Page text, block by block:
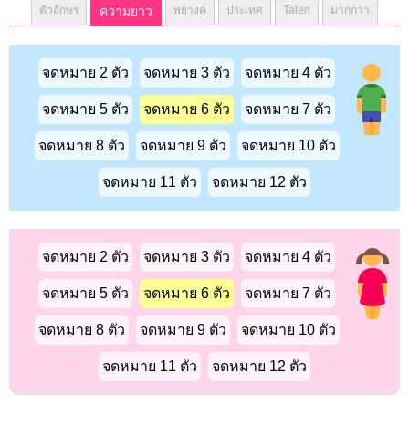
ตัวอักษร ความยาว พยางค์ ประเทศ Talen มากกว่า
จดหมาย 2 ตัว จดหมาย 3 ตัว จดหมาย 4 ตัว
จดหมาย 5 ตัว จดหมาย 6 ตัว จดหมาย 7 ตัว
จดหมาย 8 ตัว จดหมาย 9 ตัว จดหมาย 10 ตัว
จดหมาย 11 ตัว จดหมาย 12 ตัว
จดหมาย 2 ตัว จดหมาย 3 ตัว จดหมาย 4 ตัว
จดหมาย 5 ตัว จดหมาย 6 ตัว จดหมาย 7 ตัว
จดหมาย 8 ตัว จดหมาย 9 ตัว จดหมาย 10 ตัว
จดหมาย 11 ตัว จดหมาย 12 ตัว